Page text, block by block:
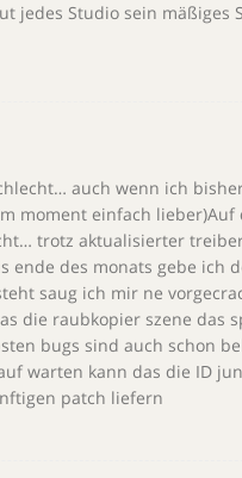
jedes Studio sein mäßiges
auch wenn ich
moment einfach lieber)Auf
trotz aktualisierter
ende des monats gebe ich
saug ich mir ne
die raubkopier szene das
bugs sind auch schon
warten kann das die ID
patch liefern